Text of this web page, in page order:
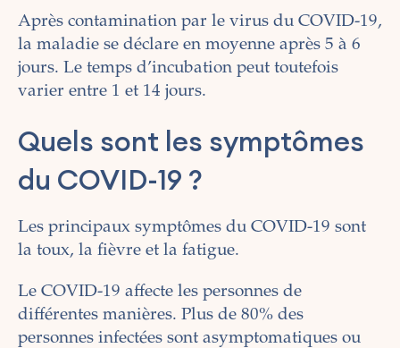
Après contamination par le virus du COVID-19,
la maladie se déclare en moyenne après 5 à 6
jours. Le temps d’incubation peut toutefois
varier entre 1 et 14 jours.
Quels sont les symptômes
du COVID-19 ?
Les principaux symptômes du COVID-19 sont
la toux, la fièvre et la fatigue.
Le COVID-19 affecte les personnes de
différentes manières. Plus de 80% des
personnes infectées sont asymptomatiques ou